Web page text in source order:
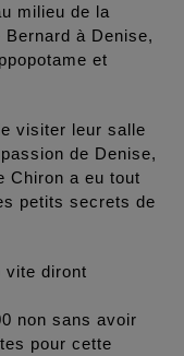
milieu de la
Bernard à Denise,
et
visiter leur salle
de Denise,
Chiron a eu tout
petits secrets de
vite diront
non sans avoir
pour cette